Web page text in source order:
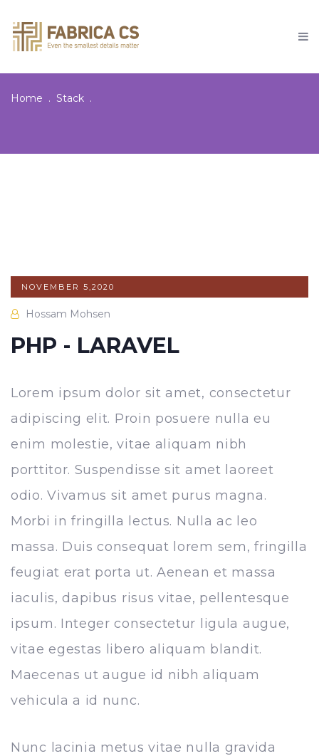
Home Stack
NOVEMBER 5,2020
Hossam Mohsen
PHP - LARAVEL
Lorem ipsum dolor sit amet, consectetur
adipiscing elit. Proin posuere nulla eu
enim molestie, vitae aliquam nibh
porttitor. Suspendisse sit amet laoreet
odio. Vivamus sit amet purus magna.
Morbi in fringilla lectus. Nulla ac leo
massa. Duis consequat lorem sem, fringilla
feugiat erat porta ut. Aenean et massa
iaculis, dapibus risus vitae, pellentesque
ipsum. Integer consectetur ligula augue,
vitae egestas libero aliquam blandit.
Maecenas ut augue id nibh aliquam
vehicula a id nunc.
Nunc lacinia metus vitae nulla gravida